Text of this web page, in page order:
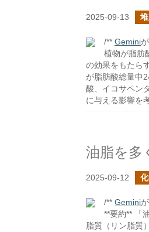
2025-09-13
/** Gemini
植物が脂肪
の効果をもたら
が脂肪酸総量中
酸、イコサペン
に与える影響を
油脂を多
2025-09-12
/** Gemini
**要約** 「
脂質（リン脂質